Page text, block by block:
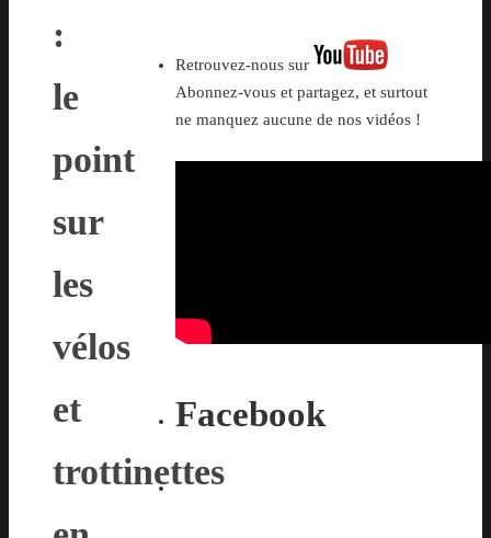
:
le
point
sur
les
vélos
et
trottinettes
Retrouvez-nous sur
Abonnez-vous et partagez, et surtout
ne manquez aucune de nos vidéos !
Facebook